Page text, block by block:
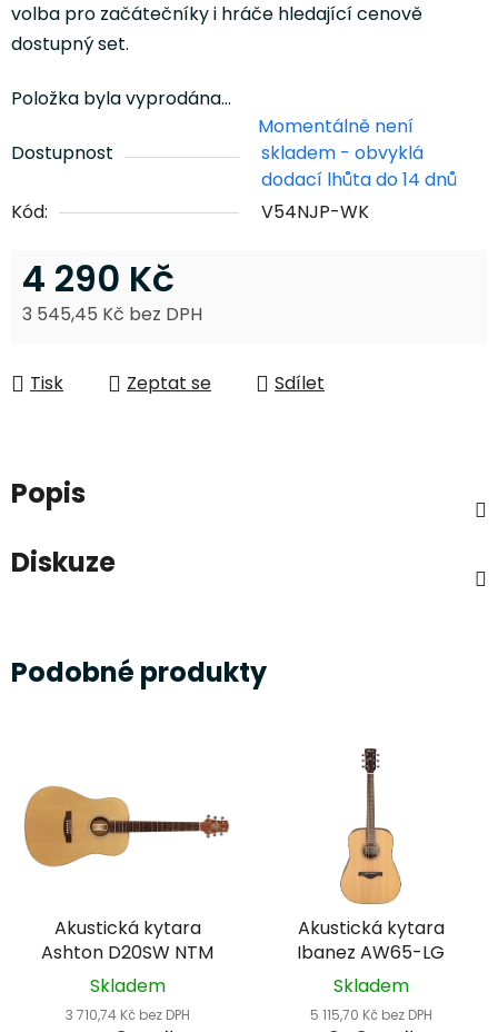
volba pro začátečníky i hráče hledající cenově
dostupný set.
Položka byla vyprodána…
Dostupnost
Momentálně není
skladem - obvyklá
dodací lhůta do 14 dnů
Kód:
V54NJP-WK
4 290 Kč
3 545,45 Kč bez DPH
Tisk
Zeptat se Sdílet
Popis
Diskuze
Podobné produkty
Akustická kytara
Ashton D20SW NTM
Skladem
3 710,74 Kč bez DPH
Akustická kytara
Ibanez AW65-LG
Skladem
5 115,70 Kč bez DPH